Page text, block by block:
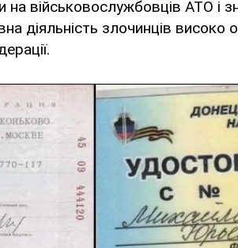
на військовослужбовців АТО і
діяльність злочинців високо